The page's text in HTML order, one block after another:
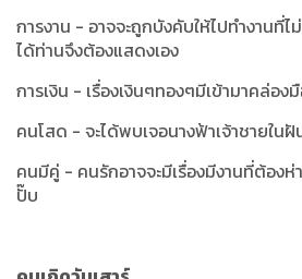
การงาน - อาจจะถูกบังคับให้ไปทำงานที่ไ
ได้ท่านจึงต้องแสดงเอง
การเงิน - เรื่องเงินๆทองๆมีเข้ามาคล่อ
คนโสด - จะได้พบเจอนางฟ้าเจ้าชายใน
คนมีคู่ - คนรักอาจจะมีเรื่องมีงานที่ต้อง
ปั๊บ